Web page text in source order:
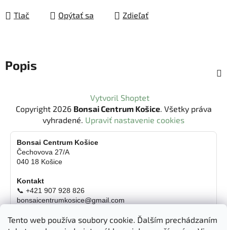
Tento web používa soubory cookie. Ďalším prechádzaním
Tlač Opýtať sa Zdieľať
Popis
Vytvoril Shoptet
Copyright 2026 Bonsai Centrum Košice. Všetky práva
vyhradené. Upraviť nastavenie cookies
Bonsai Centrum Košice
Čechovova 27/A
040 18 Košice
Kontakt
📞 +421 907 928 826
bonsaicentrumkosice@gmail.com